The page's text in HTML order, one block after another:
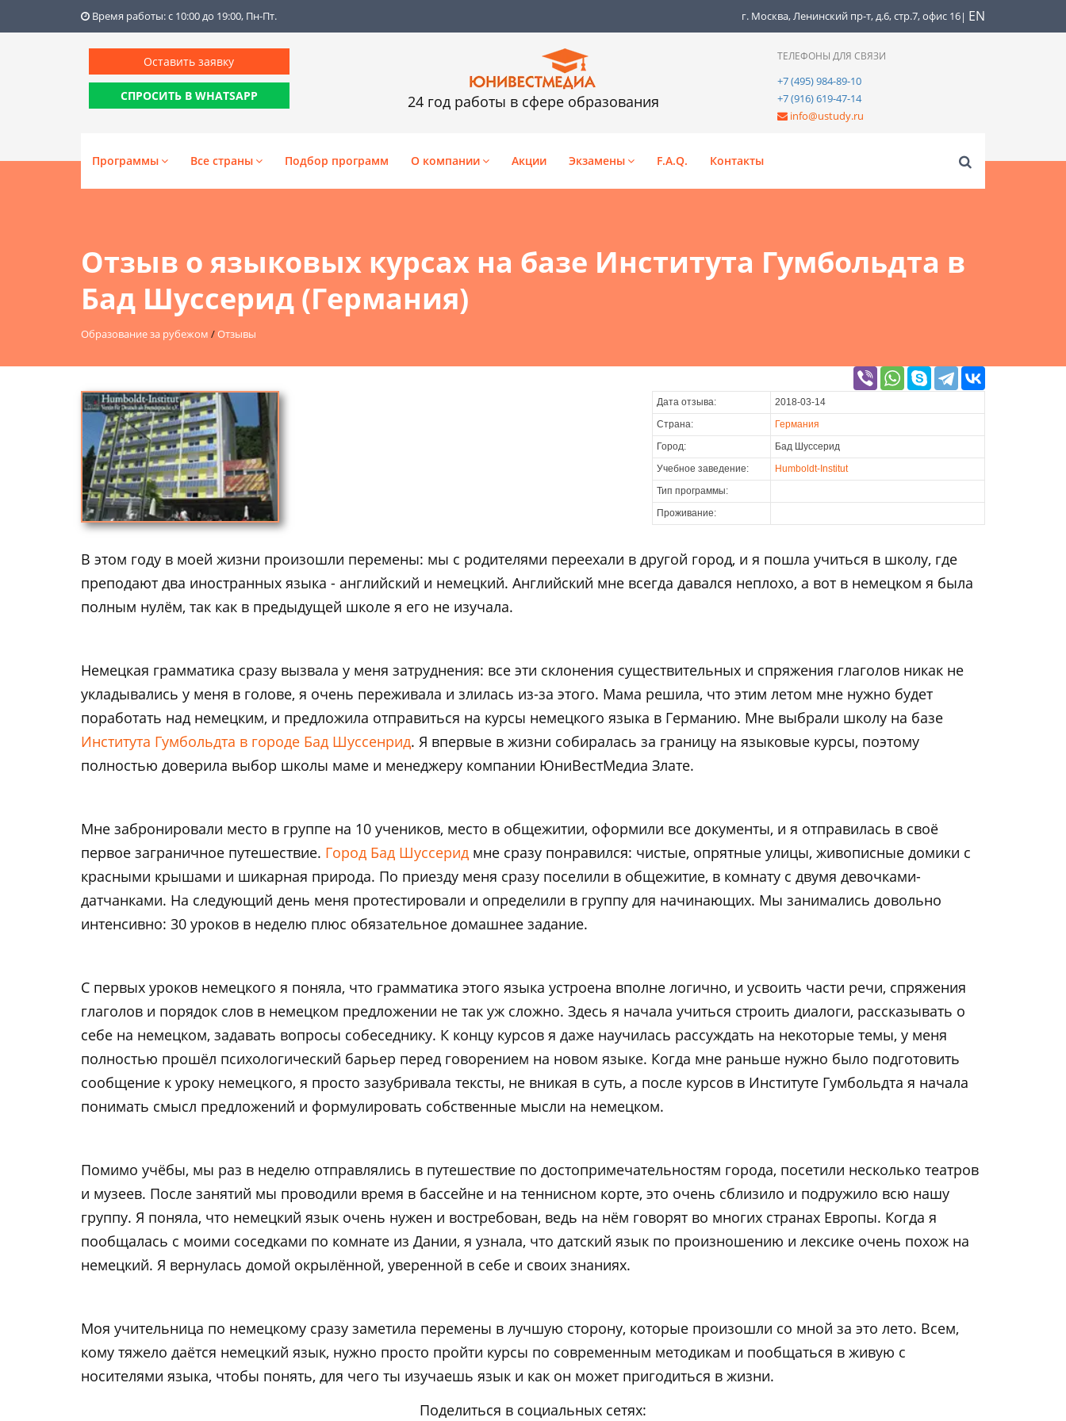
Время работы: с 10:00 до 19:00, Пн-Пт. г. Москва, Ленинский пр-т, д.6, стр.7, офис 16| EN
Оставить заявку
СПРОСИТЬ В WHATSAPP 24 год работы в сфере образования
ТЕЛЕФОНЫ ДЛЯ СВЯЗИ
+7 (495) 984-89-10
+7 (916) 619-47-14
info@ustudy.ru
Программы Все страны Подбор программ О компании Акции Экзамены F.A.Q. Контакты
Отзыв о языковых курсах на базе Института Гумбольдта в
Бад Шуссерид (Германия)
Образование за рубежом /Отзывы
Дата отзыва:
2018-03-14
Страна:
Германия
Город:
Бад Шуссерид
Учебное заведение:
Humboldt-Institut
Тип программы:
Проживание:
В этом году в моей жизни произошли перемены: мы с родителями переехали в другой город, и я пошла учиться в школу, где
преподают два иностранных языка - английский и немецкий. Английский мне всегда давался неплохо, а вот в немецком я была
полным нулём, так как в предыдущей школе я его не изучала.
Немецкая грамматика сразу вызвала у меня затруднения: все эти склонения существительных и спряжения глаголов никак не
укладывались у меня в голове, я очень переживала и злилась из-за этого. Мама решила, что этим летом мне нужно будет
поработать над немецким, и предложила отправиться на курсы немецкого языка в Германию. Мне выбрали школу на базе
Института Гумбольдта в городе Бад Шуссенрид. Я впервые в жизни собиралась за границу на языковые курсы, поэтому
полностью доверила выбор школы маме и менеджеру компании ЮниВестМедиа Злате.
Мне забронировали место в группе на 10 учеников, место в общежитии, оформили все документы, и я отправилась в своё
первое заграничное путешествие. Город Бад Шуссерид мне сразу понравился: чистые, опрятные улицы, живописные домики с
красными крышами и шикарная природа. По приезду меня сразу поселили в общежитие, в комнату с двумя девочками-
датчанками. На следующий день меня протестировали и определили в группу для начинающих. Мы занимались довольно
интенсивно: 30 уроков в неделю плюс обязательное домашнее задание.
С первых уроков немецкого я поняла, что грамматика этого языка устроена вполне логично, и усвоить части речи, спряжения
глаголов и порядок слов в немецком предложении не так уж сложно. Здесь я начала учиться строить диалоги, рассказывать о
себе на немецком, задавать вопросы собеседнику. К концу курсов я даже научилась рассуждать на некоторые темы, у меня
полностью прошёл психологический барьер перед говорением на новом языке. Когда мне раньше нужно было подготовить
сообщение к уроку немецкого, я просто зазубривала тексты, не вникая в суть, а после курсов в Институте Гумбольдта я начала
понимать смысл предложений и формулировать собственные мысли на немецком.
Помимо учёбы, мы раз в неделю отправлялись в путешествие по достопримечательностям города, посетили несколько театров
и музеев. После занятий мы проводили время в бассейне и на теннисном корте, это очень сблизило и подружило всю нашу
группу. Я поняла, что немецкий язык очень нужен и востребован, ведь на нём говорят во многих странах Европы. Когда я
пообщалась с моими соседками по комнате из Дании, я узнала, что датский язык по произношению и лексике очень похож на
немецкий. Я вернулась домой окрылённой, уверенной в себе и своих знаниях.
Моя учительница по немецкому сразу заметила перемены в лучшую сторону, которые произошли со мной за это лето. Всем,
кому тяжело даётся немецкий язык, нужно просто пройти курсы по современным методикам и пообщаться в живую с
носителями языка, чтобы понять, для чего ты изучаешь язык и как он может пригодиться в жизни.
Поделиться в социальных сетях: